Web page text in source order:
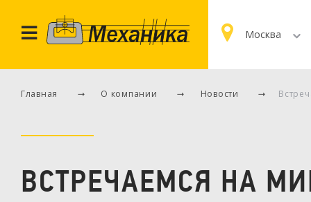
Москва
Главная О компании Новости
ВСТРЕЧАЕМСЯ НА